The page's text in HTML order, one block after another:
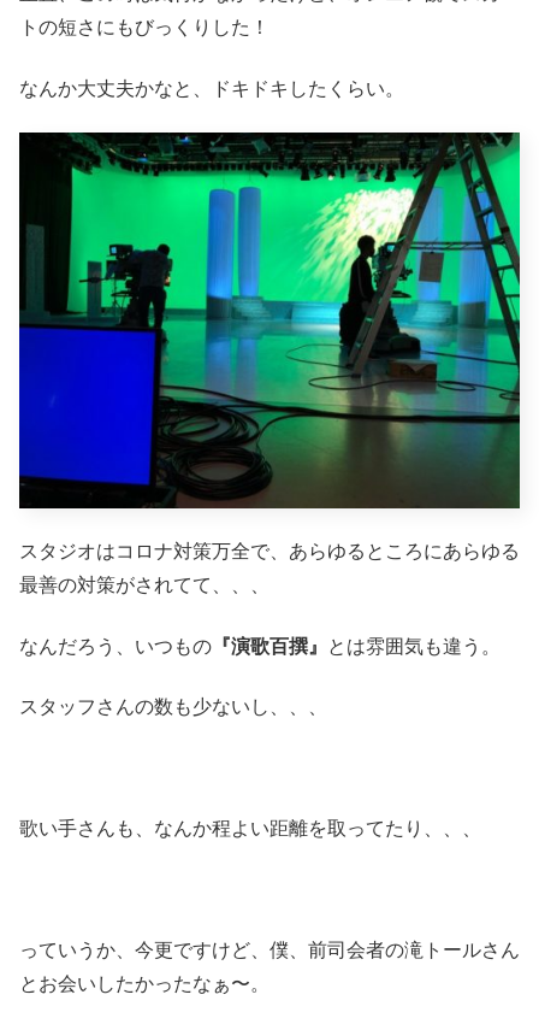
トの短さにもびっくりした！
なんか大丈夫かなと、ドキドキしたくらい。
スタジオはコロナ対策万全で、あらゆるところにあらゆる
最善の対策がされてて、、、
なんだろう、いつもの 『演歌百撰』 とは雰囲気も違う。
スタッフさんの数も少ないし、、、
歌い手さんも、なんか程よい距離を取ってたり、、、
っていうか、今更ですけど、僕、前司会者の滝トールさん
とお会いしたかったなぁ〜。